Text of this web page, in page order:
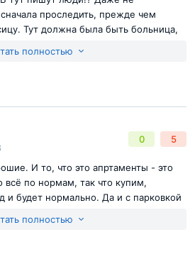
публикациина сайте
проследить, прежде чем
Тут должна была быть больница,
ничего не осталось, всё ветхое
наверное.
полностью
0 5
И то, что это апртаменты - это
всё по нормам, так что купим,
будет нормально. Да и с парковкой
полностью